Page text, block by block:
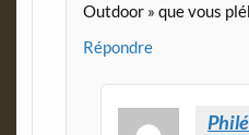
Outdoor » que vous
Répondre